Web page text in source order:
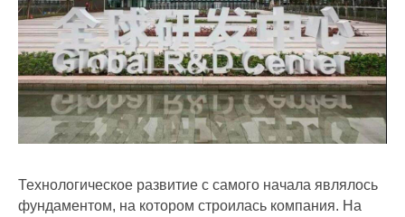
Технологическое развитие с самого начала являлось
фундаментом, на котором строилась компания. На